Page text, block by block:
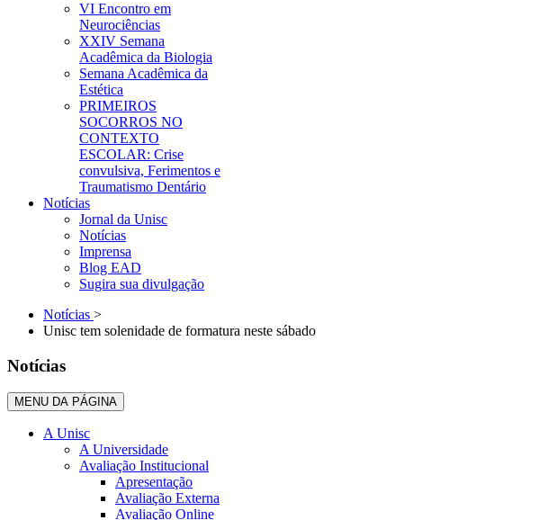
VI Encontro em
Neurociências
XXIV Semana
Acadêmica da Biologia
Semana Acadêmica da
Estética
PRIMEIROS
SOCORROS NO
CONTEXTO
ESCOLAR: Crise
convulsiva, Ferimentos e
Traumatismo Dentário
Notícias
Jornal da Unisc
Notícias
Imprensa
Blog EAD
Sugira sua divulgação
Notícias >
Unisc tem solenidade de formatura neste sábado
Notícias
MENU DA PÁGINA
A Unisc
A Universidade
Avaliação Institucional
Apresentação
Avaliação Externa
Avaliação Online